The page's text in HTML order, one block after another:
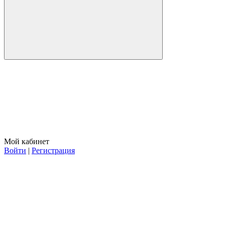
Мой кабинет
Войти | Регистрация